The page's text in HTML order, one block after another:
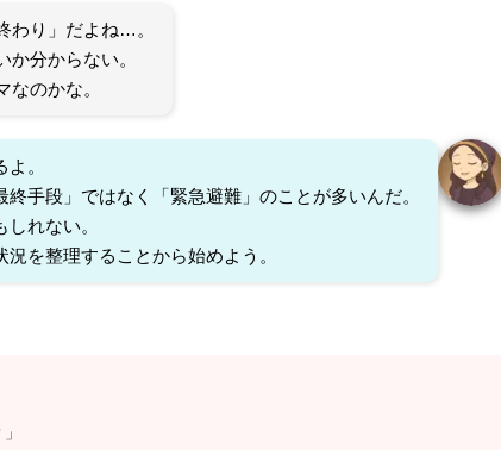
わり」だよね…。
分からない。
のかな。
。
手段」ではなく「緊急避難」のことが多いんだ。
れない。
を整理することから始めよう。